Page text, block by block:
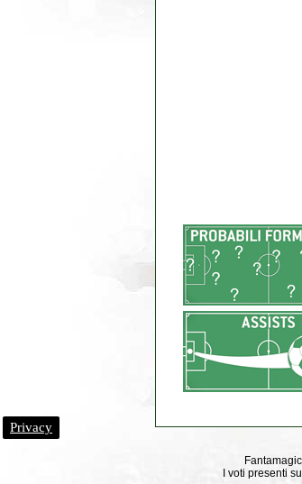
I voti presenti
Privacy